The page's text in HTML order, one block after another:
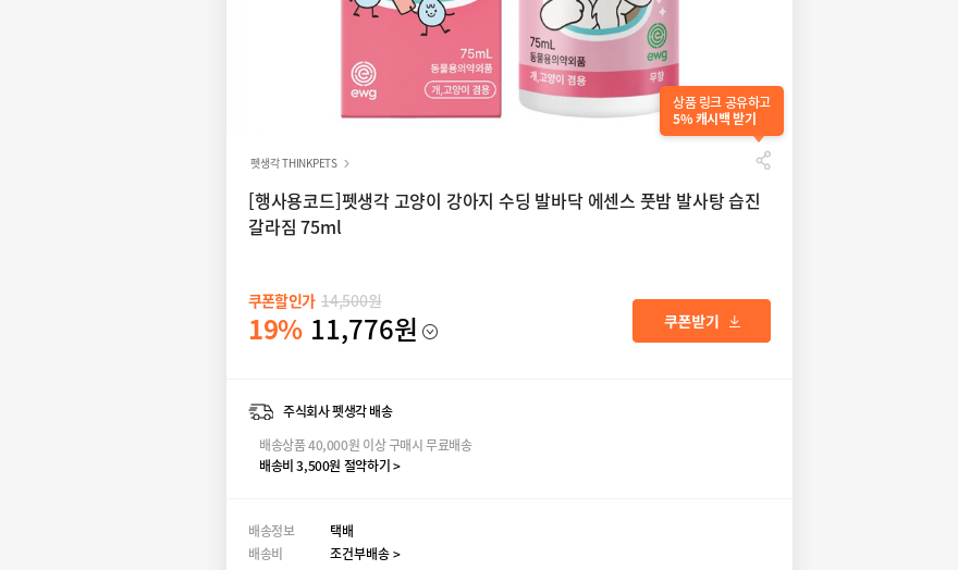
상품 링크 공유하고
5% 캐시백 받기
펫생각 THINKPETS
[행사용코드]펫생각 고양이 강아지 수딩 발바닥 에센스 풋밤 발사탕 습진
갈라짐 75ml
쿠폰할인가 14,500원
19% 11,776원
주식회사 펫생각 배송
배송상품 40,000원 이상 구매시 무료배송
배송비 3,500원 절약하기 >
배송정보
택배
배송비
조건부배송 >